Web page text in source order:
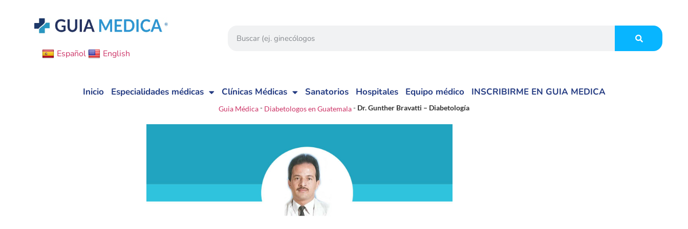
Español English
Inicio Especialidades médicas Clínicas Médicas Sanatorios Hospitales Equipo médico INSCRIBIRME EN GUIA MEDICA
Guia Médica- Diabetologos en Guatemala- Dr. Gunther Bravatti – Diabetología